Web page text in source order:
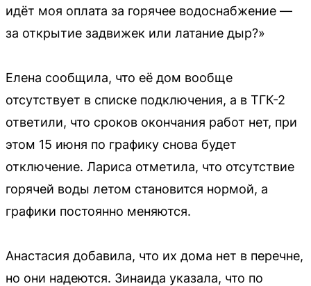
идёт моя оплата за горячее водоснабжение —
за открытие задвижек или латание дыр?»
Елена сообщила, что её дом вообще
отсутствует в списке подключения, а в ТГК-2
ответили, что сроков окончания работ нет, при
этом 15 июня по графику снова будет
отключение. Лариса отметила, что отсутствие
горячей воды летом становится нормой, а
графики постоянно меняются.
Анастасия добавила, что их дома нет в перечне,
но они надеются. Зинаида указала, что по